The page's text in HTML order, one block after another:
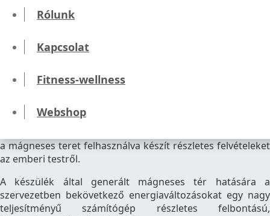
Rólunk
Kapcsolat
Fitness-wellness
Webshop
Diagnosztika
MR vizsgálat
Prosztata MR
A prosztata MR vizsgálat során a magas lágyrész
szövettani egységeinek részletes áttekintésére.
a mágneses teret felhasználva készít részletes felvételeket
az emberi testről.
A készülék által generált mágneses tér hatására a
szervezetben bekövetkező energiaváltozásokat egy nagy
teljesítményű számítógép részletes felbontású,